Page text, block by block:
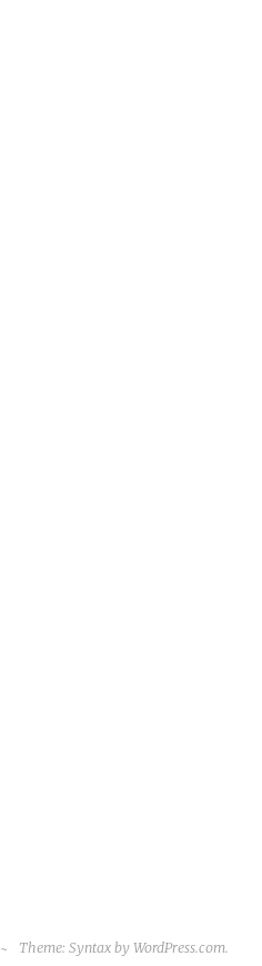
~ Theme: Syntax by WordPress.com